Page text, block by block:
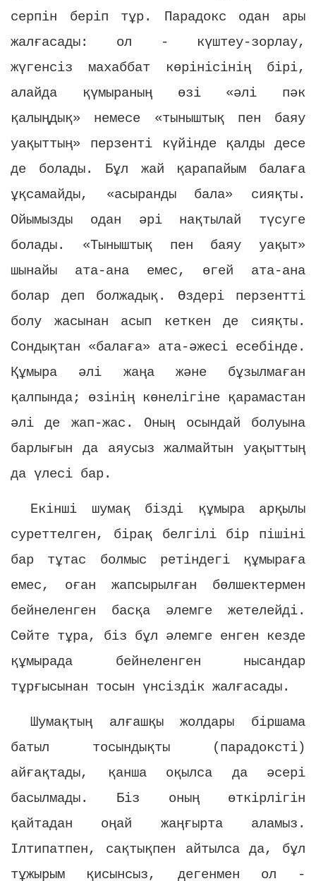
серпін беріп тұр. Парадокс одан ары
жалғасады: ол - күштеу-зорлау,
жүгенсіз махаббат көрінісінің бірі,
алайда қүмыраның өзі «әлі пәк
қалыңдық» немесе «тыныштық пен баяу
уақыттың» перзенті күйінде қалды десе
де болады. Бұл жай қарапайым балаға
ұқсамайды, «асыранды бала» сияқты.
Ойымызды одан әрі нақтылай түсуге
болады. «Тыныштық пен баяу уақыт»
шынайы ата-ана емес, өгей ата-ана
болар деп болжадық. Өздері перзентті
болу жасынан асып кеткен де сияқты.
Сондықтан «балаға» ата-әжесі есебінде.
Құмыра әлі жаңа және бұзылмаған
қалпында; өзінің көнелігіне қарамастан
әлі де жап-жас. Оның осындай болуына
барлығын да аяусыз жалмайтын уақыттың
да үлесі бар.
Екінші шумақ бізді құмыра арқылы
суреттелген, бірақ белгілі бір пішіні
бар тұтас болмыс ретіндегі құмыраға
емес, оған жапсырылған бөлшектермен
бейнеленген басқа әлемге жетелейді.
Сөйте тұра, біз бұл әлемге енген кезде
құмырада бейнеленген нысандар
тұрғысынан тосын үнсіздік жалғасады.
Шумақтың алғашқы жолдары біршама
батыл тосындықты (парадоксті)
айғақтады, қанша оқылса да әсері
басылмады. Біз оның өткірлігін
қайтадан оңай жаңғырта аламыз.
Ілтипатпен, сақтықпен айтылса да, бұл
тұжырым қисынсыз, дегенмен ол -